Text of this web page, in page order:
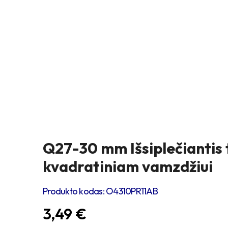
Q27-30 mm
kvadratiniam vamzdžiui
Produkto kodas:O4310PR11AB
3,49 €